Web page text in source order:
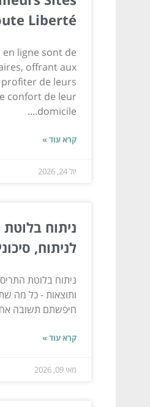
Liberté
ligne sont de
offrant aux
de leurs
confort de leur
domicile....
קרא עוד »
יול 24, 2026
ניתוח
לניתוח,
ניתוח בלוטת
ותוצאות - כל מה
חיפשתם תשובה
קרא עוד »
מאי 09, 2026